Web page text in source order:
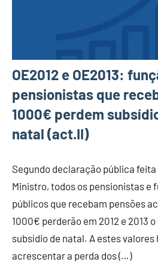
OE2012 e OE2013:
pensionistas que
1000€ perdem
natal (act.II)
Segundo declaração pública
Ministro, todos os pensionistas e
públicos que recebam pensões
1000€ perderão em 2012 e 2013
subsídio de natal. A estes valores
acrescentar a perda dos (…)